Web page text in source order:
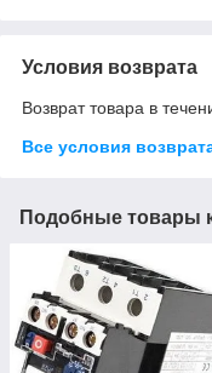
Условия возврата
Возврат товара в
Все условия
Подобные товары